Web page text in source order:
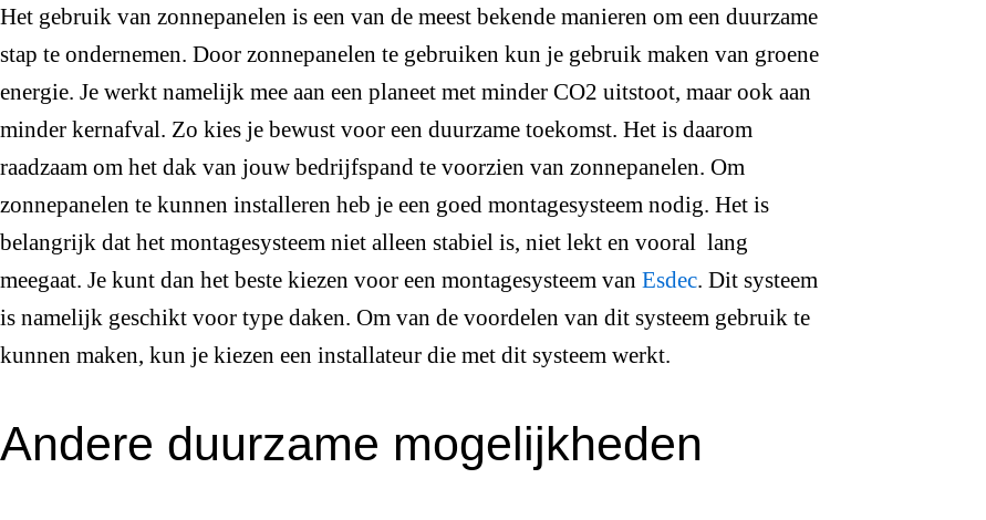
Het gebruik van zonnepanelen is een van de meest bekende manieren om een duurzame
stap te ondernemen. Door zonnepanelen te gebruiken kun je gebruik maken van groene
energie. Je werkt namelijk mee aan een planeet met minder CO2 uitstoot, maar ook aan
minder kernafval. Zo kies je bewust voor een duurzame toekomst. Het is daarom
raadzaam om het dak van jouw bedrijfspand te voorzien van zonnepanelen. Om
zonnepanelen te kunnen installeren heb je een goed montagesysteem nodig. Het is
belangrijk dat het montagesysteem niet alleen stabiel is, niet lekt en vooral lang
meegaat. Je kunt dan het beste kiezen voor een montagesysteem van Esdec. Dit systeem
is namelijk geschikt voor type daken. Om van de voordelen van dit systeem gebruik te
kunnen maken, kun je kiezen een installateur die met dit systeem werkt.
Andere duurzame mogelijkheden